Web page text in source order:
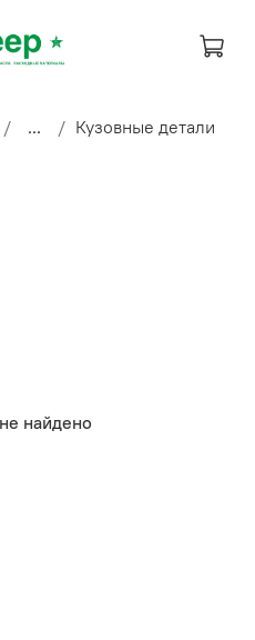
... Кузовные детали
найдено